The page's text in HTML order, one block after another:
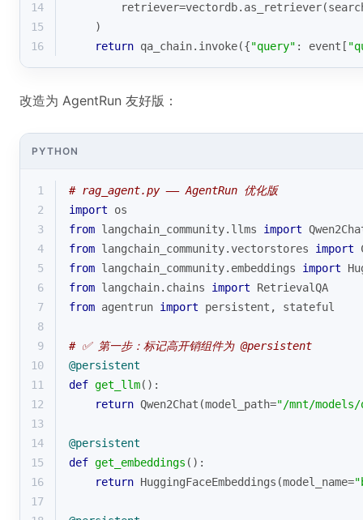
14
15
    )
16
return qa_chain.invoke({"query" : event[
改造为 AgentRun 友好版：
PYTHON
1
# rag_agent.py —— AgentRun 优化版
2
import os
3
from langchain_community.llms import
4
from langchain_community.vectorstores import
5
from langchain_community.embeddings import
6
from langchain.chains import RetrievalQA
7
from agentrun import persistent, stateful
8
9
# ✅ 第一步：标记高开销组件为 @persistent
10
@persistent
11
def get_llm():
12
return Qwen2Chat(model_path="/mnt/models/
13
14
@persistent
15
def get_embeddings ():
16
return HuggingFaceEmbeddings(model_name=
17